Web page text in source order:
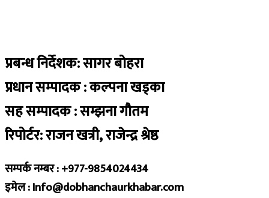
प्रबन्ध निर्देशक: सागर बोहरा
प्रधान सम्पादक : कल्पना खड्का
सह सम्पादक : सम्झना गौतम
रिपोर्टर: राजन खत्री, राजेन्द्र श्रेष्ठ
सम्पर्क नम्बर : +977-9854024434
इमेल : Info@dobhanchaurkhabar.com